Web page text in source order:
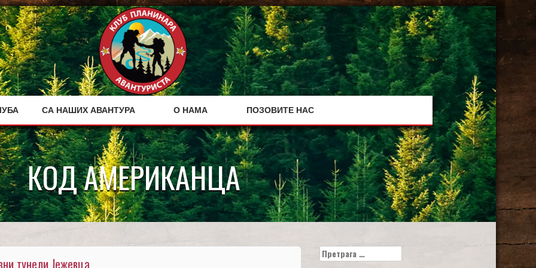
СА НАШИХ АВАНТУРА О НАМА ПОЗОВИТЕ НАС
КОД АМЕРИКАНЦА
тунели Јежевца
Претрага
за: